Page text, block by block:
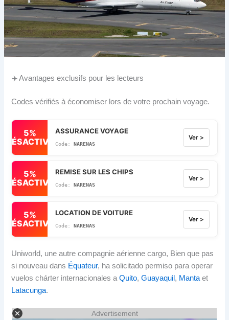
✈️ Avantages exclusifs pour les lecteurs
Codes vérifiés à économiser lors de votre prochain voyage.
5%
DÉSACTIVÉ
ASSURANCE VOYAGE
NARENAS
Ver >
5%
DÉSACTIVÉ
REMISE SUR LES CHIPS
NARENAS
Ver >
5%
DÉSACTIVÉ
LOCATION DE VOITURE
NARENAS
Ver >
Uniworld, une autre compagnie aérienne cargo, Bien que pas
si nouveau dans Équateur, ha solicitado permiso para operar
vuelos chárter internacionales a Quito,Guayaquil , Manta et
Latacunga.
Advertisement